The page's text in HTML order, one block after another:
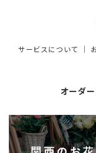
サービスについて ｜
オーダ